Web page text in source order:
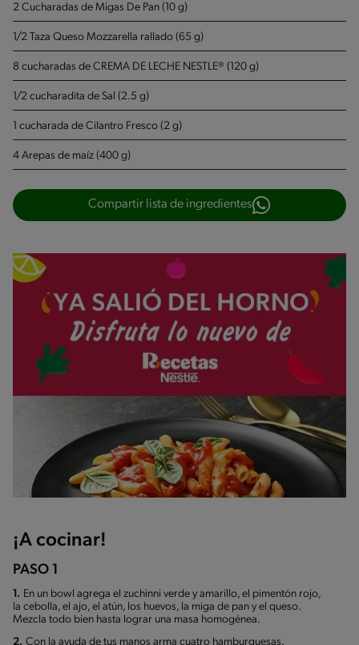
2 Cucharadas de Migas De Pan (10 g)
1/2 Taza Queso Mozzarella rallado (65 g)
8 cucharadas de CREMA DE LECHE NESTLE® (120 g)
1/2 cucharadita de Sal (2.5 g)
1 cucharada de Cilantro Fresco (2 g)
4 Arepas de maíz (400 g)
Compartir lista de ingredientes
¡A cocinar!
PASO 1
1. En un bowl agrega el zuchinni verde y amarillo, el pimentón rojo,
la cebolla, el ajo, el atún, los huevos, la miga de pan y el queso.
Mezcla todo bien hasta lograr una masa homogénea.
2. Con la ayuda de tus manos arma cuatro hamburguesas.